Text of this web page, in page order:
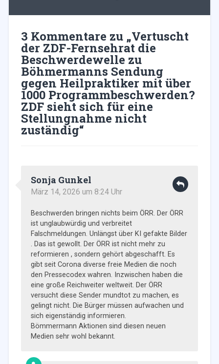
3 Kommentare zu „Vertuscht
der ZDF-Fernsehrat die
Beschwerdewelle zu
Böhmermanns Sendung
gegen Heilpraktiker mit über
1000 Programmbeschwerden?
ZDF sieht sich für eine
Stellungnahme nicht
zuständig“
Sonja Gunkel
März 14, 2026 um 8:24 Uhr
Beschwerden bringen nichts beim ÖRR. Der ÖRR
ist unglaubwürdig und verbreitet
Falschmeldungen. Unlängst über KI gefakte Bilder
. Das ist gewollt. Der ÖRR ist nicht mehr zu
reformieren , sondern gehört abgeschafft. Es
gibt seit Corona diverse freie Medien die noch
den Pressecodex wahren. Inzwischen haben die
eine große Reichweiter weltweit. Der ÖRR
versucht diese Sender mundtot zu machen, es
gelingt nicht. Die Bürger müssen aufwachen und
sich eigenständig informieren.
Bömmermann Aktionen sind diesen neuen
Medien sehr wohl bekannt.